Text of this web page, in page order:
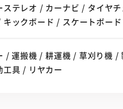
ステレオ / カーナビ / タイヤ
ックボード / スケートボード
/ 運搬機 / 耕運機 / 草刈り機
具 / リヤカー